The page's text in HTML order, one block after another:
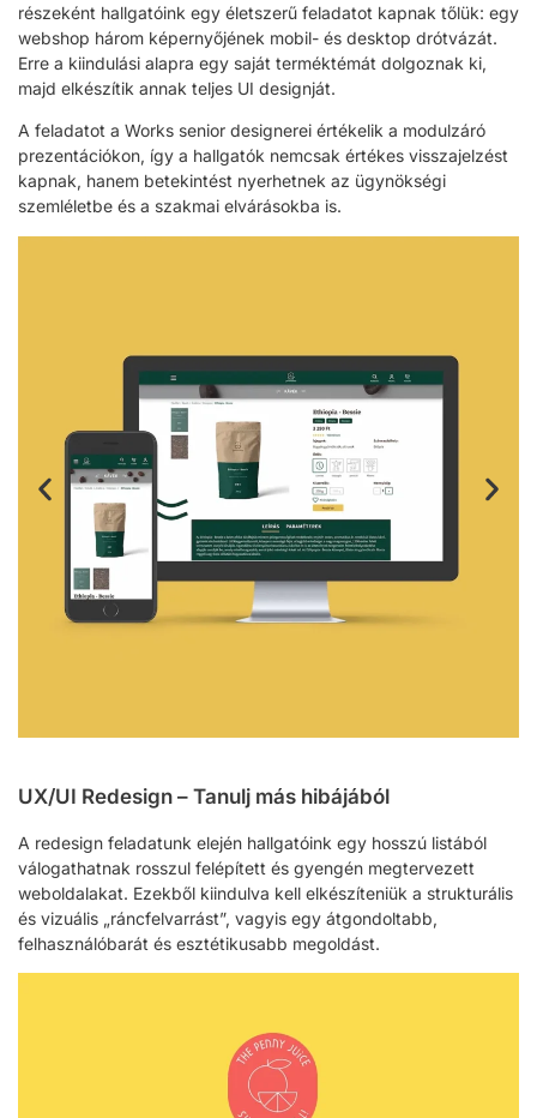
részeként hallgatóink egy életszerű feladatot kapnak tőlük: egy
webshop három képernyőjének mobil- és desktop drótvázát.
Erre a kiindulási alapra egy saját terméktémát dolgoznak ki,
majd elkészítik annak teljes UI designját.
A feladatot a Works senior designerei értékelik a modulzáró
prezentációkon, így a hallgatók nemcsak értékes visszajelzést
kapnak, hanem betekintést nyerhetnek az ügynökségi
szemléletbe és a szakmai elvárásokba is.
UX/UI Redesign – Tanulj más hibájából
A redesign feladatunk elején hallgatóink egy hosszú listából
válogathatnak rosszul felépített és gyengén megtervezett
weboldalakat. Ezekből kiindulva kell elkészíteniük a strukturális
és vizuális „ráncfelvarrást”, vagyis egy átgondoltabb,
felhasználóbarát és esztétikusabb megoldást.